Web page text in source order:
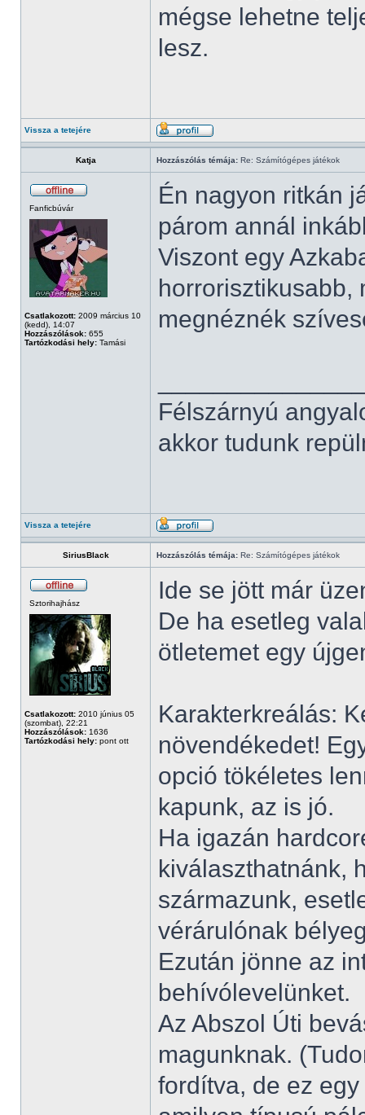
mégse lehetne
lesz.
Vissza a tetejére
Katja Hozzászólás témája: Re: Számítógépes játékok
Fanficbúvár
Csatlakozott: 2009 március 10
(kedd), 14:07
Hozzászólások: 655
Tartózkodási hely: Tamási
Én nagyon ritkán
párom annál
Viszont egy
horrorisztikusabb,
megnéznék
Félszárnyú
akkor tudunk
Vissza a tetejére
SiriusBlack Hozzászólás témája: Re: Számítógépes játékok
Sztorihajhász
Csatlakozott: 2010 június 05
(szombat), 22:21
Hozzászólások: 1636
Tartózkodási hely: pont ott
Ide se jött már
De ha esetleg
ötletemet egy
Karakterkreálás:
növendékedet!
opció tökéletes
kapunk, az is jó.
Ha igazán
kiválaszthatnánk,
származunk,
vérárulónak
Ezután jönne az
behívólevelünket.
Az Abszol Úti
magunknak.
fordítva, de ez